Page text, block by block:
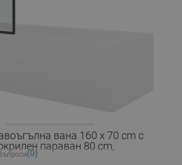
вана 160 x 70 cm с
параван 80 cm,
(0)